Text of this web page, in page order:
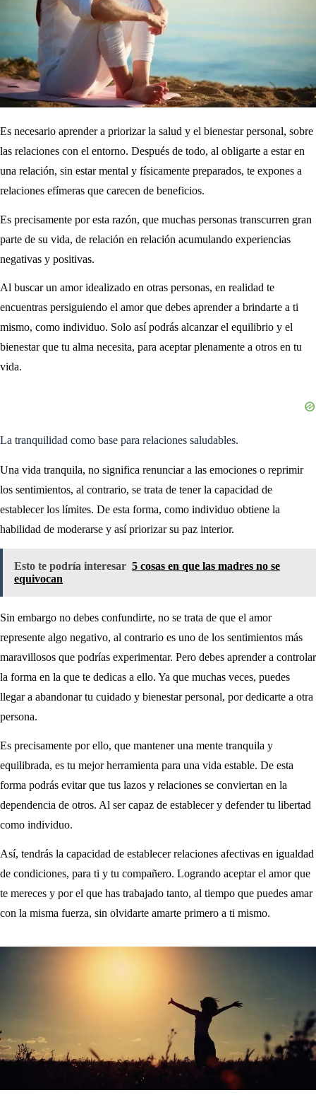
Es necesario aprender a priorizar la salud y el bienestar personal, sobre
las relaciones con el entorno. Después de todo, al obligarte a estar en
una relación, sin estar mental y físicamente preparados, te expones a
relaciones efímeras que carecen de beneficios.
Es precisamente por esta razón, que muchas personas transcurren gran
parte de su vida, de relación en relación acumulando experiencias
negativas y positivas.
Al buscar un amor idealizado en otras personas, en realidad te
encuentras persiguiendo el amor que debes aprender a brindarte a ti
mismo, como individuo. Solo así podrás alcanzar el equilibrio y el
bienestar que tu alma necesita, para aceptar plenamente a otros en tu
vida.
La tranquilidad como base para relaciones saludables.
Una vida tranquila, no significa renunciar a las emociones o reprimir
los sentimientos, al contrario, se trata de tener la capacidad de
establecer los límites. De esta forma, como individuo obtiene la
habilidad de moderarse y así priorizar su paz interior.
Esto te podría interesar 5 cosas en que las madres no se
equivocan
Sin embargo no debes confundirte, no se trata de que el amor
represente algo negativo, al contrario es uno de los sentimientos más
maravillosos que podrías experimentar. Pero debes aprender a controlar
la forma en la que te dedicas a ello. Ya que muchas veces, puedes
llegar a abandonar tu cuidado y bienestar personal, por dedicarte a otra
persona.
Es precisamente por ello, que mantener una mente tranquila y
equilibrada, es tu mejor herramienta para una vida estable. De esta
forma podrás evitar que tus lazos y relaciones se conviertan en la
dependencia de otros. Al ser capaz de establecer y defender tu libertad
como individuo.
Así, tendrás la capacidad de establecer relaciones afectivas en igualdad
de condiciones, para ti y tu compañero. Logrando aceptar el amor que
te mereces y por el que has trabajado tanto, al tiempo que puedes amar
con la misma fuerza, sin olvidarte amarte primero a ti mismo.